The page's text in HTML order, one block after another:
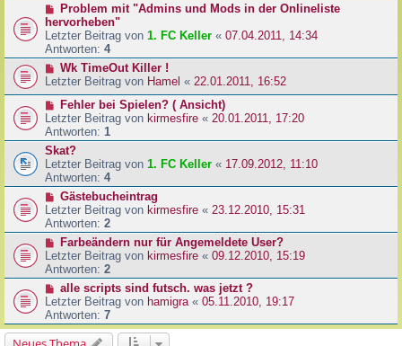
Problem mit "Admins und Mods in der Onlineliste
hervorheben"
Letzter Beitrag von 1. FC Keller « 07.04.2011, 14:34
Antworten: 4
Wk TimeOut Killer !
Letzter Beitrag von Hamel « 22.01.2011, 16:52
Fehler bei Spielen? ( Ansicht)
Letzter Beitrag von kirmesfire « 20.01.2011, 17:20
Antworten: 1
Skat?
Letzter Beitrag von 1. FC Keller « 17.09.2012, 11:10
Antworten: 4
Gästebucheintrag
Letzter Beitrag von kirmesfire « 23.12.2010, 15:31
Antworten: 2
Farbeändern nur für Angemeldete User?
Letzter Beitrag von kirmesfire « 09.12.2010, 15:19
Antworten: 2
alle scripts sind futsch. was jetzt ?
Letzter Beitrag von hamigra « 05.11.2010, 19:17
Antworten: 7